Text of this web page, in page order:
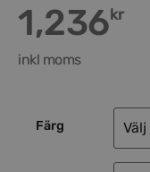
1,236kr
inkl moms
Färg